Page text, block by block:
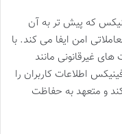
که پیش تر به آن
امن ایفا می کند. با
غیرقانونی مانند
اطلاعات کاربران را
و متعهد به حفاظت